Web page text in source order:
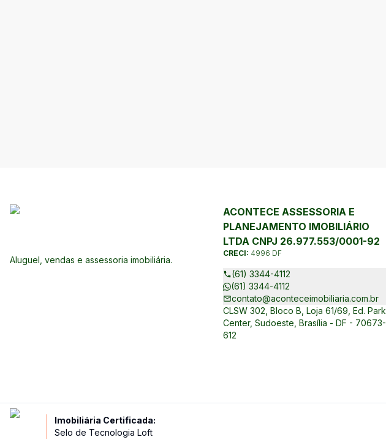
Aluguel, vendas e assessoria imobiliária.
ACONTECE ASSESSORIA E
PLANEJAMENTO IMOBILIÁRIO
LTDA CNPJ 26.977.553/0001-92
CRECI: 4996 DF
(61) 3344-4112
(61) 3344-4112
contato@aconteceimobiliaria.com.br
CLSW 302, Bloco B, Loja 61/69, Ed. Park
Center, Sudoeste, Brasília - DF - 70673-
612
Imobiliária Certificada:
Selo de Tecnologia Loft